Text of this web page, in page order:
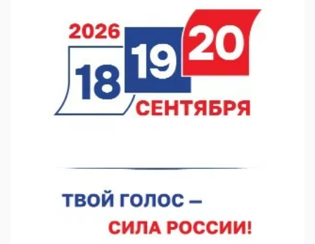
07.08.2026 12:15
В Нижнем Новгороде прошло совещание Росгвардии
07.08.2026 12:04